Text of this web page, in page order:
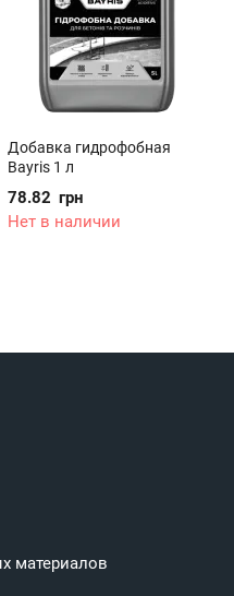
Добавка гидрофобная
Bayris 1 л
78.82 грн
Нет в наличии
материалов